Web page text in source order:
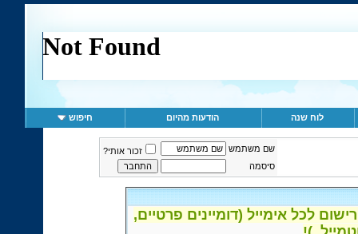
לוח שנה הודעות מהיום חיפוש
שם משתמש
זכור אותי?
סיסמה
לכל אימייל (דומיינים פרטיים,